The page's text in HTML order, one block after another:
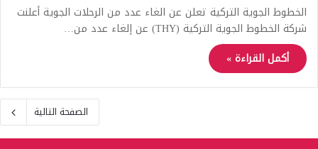
الخطوط الجوية التركية تعلن عن الغاء عدد من الرحلات الجوية أعلنت
شركة الخطوط الجوية التركية (THY) عن إلغاء عدد من…
أكمل القراءة »
الصفحة التالية